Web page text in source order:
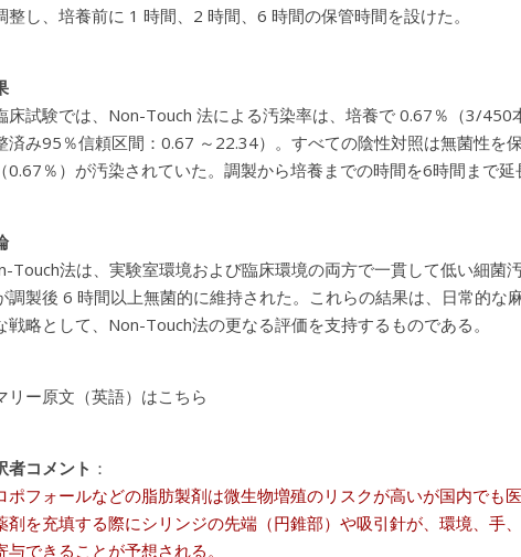
整し、培養前に 1 時間、2 時間、6 時間の保管時間を設けた。
床試験では、Non-Touch 法による汚染率は、培養で 0.67％（3/
済み95％信頼区間：0.67 ～22.34）。すべての陰性対照は無菌性を
0.67％）が汚染されていた。調製から培養までの時間を6時間まで延
Touch法は、実験室環境および臨床環境の両方で一貫して低い細菌
調製後 6 時間以上無菌的に維持された。これらの結果は、日常的
戦略として、Non-Touch法の更なる評価を支持するものである。
リー原文（英語）はこちら
者コメント ：
ポフォールなどの脂肪製剤は微生物増殖のリスクが高いが国内でも
剤を充填する際にシリンジの先端（円錐部）や吸引針が、環境、手
与できることが予想される。